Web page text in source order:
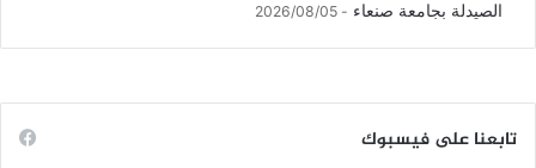
الصيدلة بجامعة صنعاء
2026/08/05
تابعنا على فيسبوك